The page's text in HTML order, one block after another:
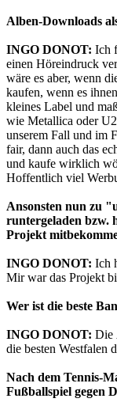
Alben-Downloads
INGO DONOT: Ich
einen Höreindruck
wäre es aber, wenn
kaufen, wenn es
kleines Label und
wie Metallica oder
unserem Fall und im
fair, dann auch das
und kaufe wirklich
Hoffentlich viel
Ansonsten nun zu
runtergeladen bzw.
Projekt
INGO DONOT: Ich
Mir war das Projekt
Wer ist die beste
INGO DONOT: Die
die besten Westfalen
Nach dem Tennis-
Fußballspiel gegen